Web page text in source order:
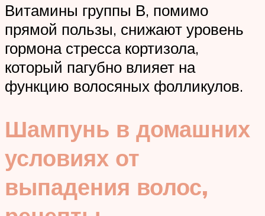
Витамины группы В, помимо
прямой пользы, снижают уровень
гормона стресса кортизола,
который пагубно влияет на
функцию волосяных фолликулов.
Шампунь в домашних
условиях от
выпадения волос,